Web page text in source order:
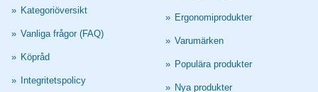
» Kategoriöversikt
» Vanliga frågor (FAQ)
» Köpråd
» Integritetspolicy
» Ergonomiprodukter
» Varumärken
» Populära produkter
» Nya produkter